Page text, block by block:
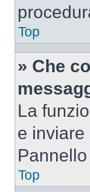
Top
» Che
La
e inviare
Top